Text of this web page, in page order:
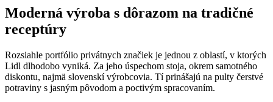
Moderná výroba s dôrazom na tradičné
receptúry
Rozsiahle portfólio privátnych značiek je jednou z oblastí, v ktorých
Lidl dlhodobo vyniká. Za jeho úspechom stoja, okrem samotného
diskontu, najmä slovenskí výrobcovia. Tí prinášajú na pulty čerstvé
potraviny s jasným pôvodom a poctivým spracovaním.